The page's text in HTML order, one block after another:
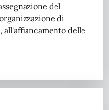
del
di
delle